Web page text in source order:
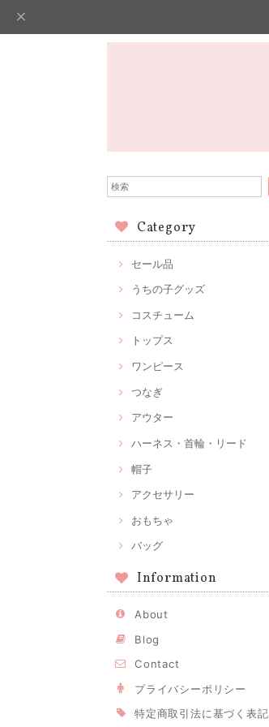
Category
セール品
うちの子グッズ
コスチューム
トップス
ワンピース
つなぎ
アウター
ハーネス・首輪・リード
帽子
アクセサリー
おもちゃ
バッグ
Information
About
Blog
Contact
プライバシーポリシー
特定商取引法に基づく表記